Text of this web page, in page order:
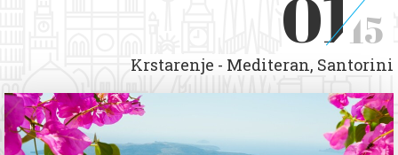
0115
Krstarenje - Mediteran, Santorini